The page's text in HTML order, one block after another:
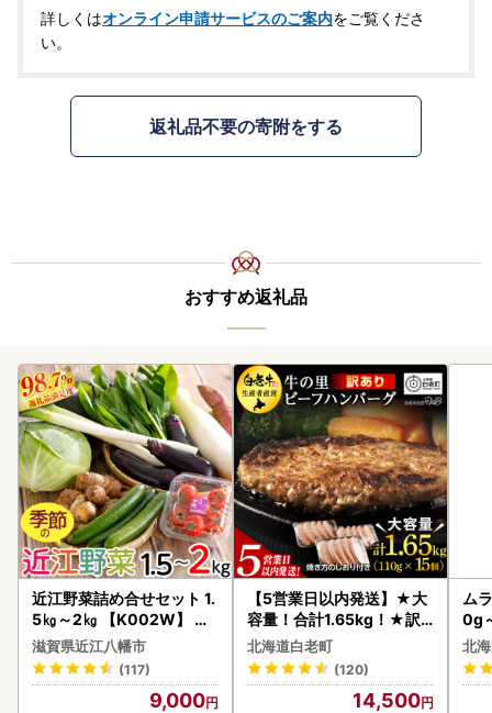
詳しくはオンライン申請サービスのご案内をご覧くださ
い。
返礼品不要の寄附をする
おすすめ返礼品
近江野菜詰め合せセット 1.
5㎏～2㎏ 【K002W】 野
菜 旬 新鮮
滋賀県近江八幡市
(117)
9,000
【5営業日以内発送】★大
容量！合計1.65kg！★訳
あり・牛の里ビーフハンバ
ーグ(110ｇ5枚入）×3 AG
058
北海道白老町
(120)
14,500
ム
0g
北